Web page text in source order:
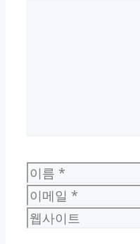
이
름
이
메
웹